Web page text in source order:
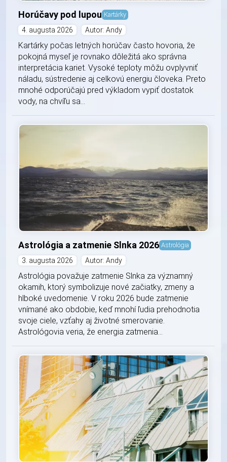
Horúčavy pod lupou Kartárky
4. augusta 2026 Autor: Andy
Kartárky počas letných horúčav často hovoria, že
pokojná myseľ je rovnako dôležitá ako správna
interpretácia kariet. Vysoké teploty môžu ovplyvniť
náladu, sústredenie aj celkovú energiu človeka. Preto
mnohé odporúčajú pred výkladom vypiť dostatok
vody, na chvíľu sa...
Astrológia a zatmenie Slnka 2026 Astrológia
3. augusta 2026 Autor: Andy
Astrológia považuje zatmenie Slnka za významný
okamih, ktorý symbolizuje nové začiatky, zmeny a
hlboké uvedomenie. V roku 2026 bude zatmenie
vnímané ako obdobie, keď mnohí ľudia prehodnotia
svoje ciele, vzťahy aj životné smerovanie.
Astrológovia veria, že energia zatmenia...